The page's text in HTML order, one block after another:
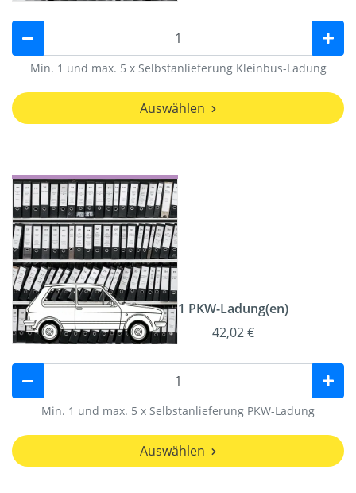
Min. 1 und max. 5 x Selbstanlieferung Kleinbus-Ladung
Auswählen
1 PKW-Ladung(en)
42,02 €
Min. 1 und max. 5 x Selbstanlieferung PKW-Ladung
Auswählen